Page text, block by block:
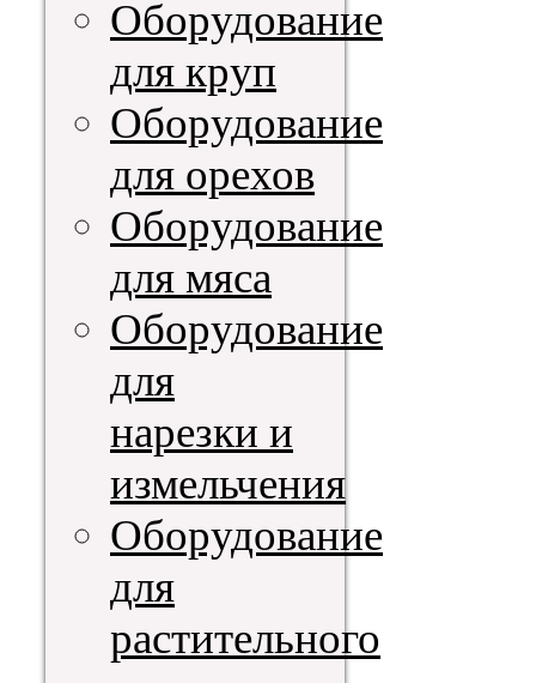
Оборудование
для круп
Оборудование
для орехов
Оборудование
для мяса
Оборудование
для
нарезки и
измельчения
Оборудование
для
растительного